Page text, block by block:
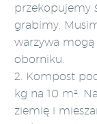
przekopujemy
grabimy.
warzywa
oborniku.
2. Kompost
kg na 10 m².
ziemię i